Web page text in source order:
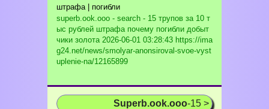
штрафа | погибли
superb.ook.ooo - search - 15 трупов за 10 т
ыс рублей штрафа почему погибли добыт
чики золота2026-06-01 03:28:43 https://ima
g24.net/news/smolyar-anonsiroval-svoe-vyst
uplenie-na/12165899
Superb.ook.ooo-15 >